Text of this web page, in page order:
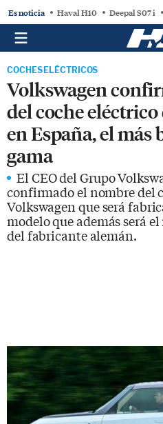
Es noticia Haval H10 Deepal S07 i
COCHES ELÉCTRICOS
Volkswagen
del coche
en España, el más
gama
El CEO del Grupo
confirmado el nombre del
Volkswagen que será
modelo que además será
del fabricante alemán.